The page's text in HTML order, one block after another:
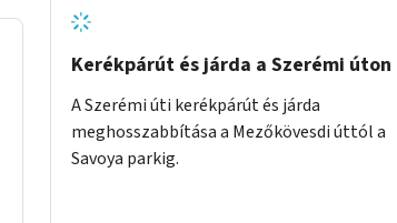
Kerékpárút és járda a Szerémi úton
A Szerémi úti kerékpárút és járda
meghosszabbítása a Mezőkövesdi úttól a
Savoya parkig.